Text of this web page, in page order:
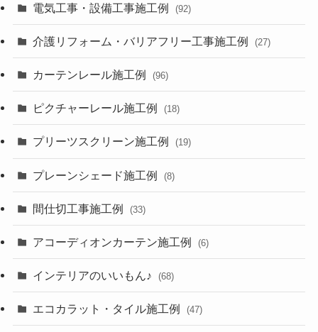
電気工事・設備工事施工例 (92)
介護リフォーム・バリアフリー工事施工例 (27)
カーテンレール施工例 (96)
ピクチャーレール施工例 (18)
プリーツスクリーン施工例 (19)
プレーンシェード施工例 (8)
間仕切工事施工例 (33)
アコーディオンカーテン施工例 (6)
インテリアのいいもん♪ (68)
エコカラット・タイル施工例 (47)